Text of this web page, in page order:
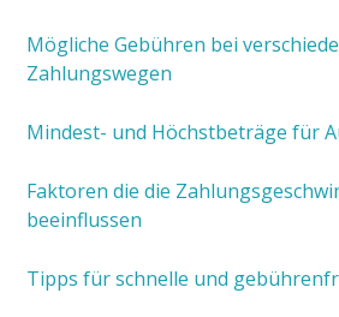
Mögliche Gebühren bei
Zahlungswegen
Mindest- und Höchstbeträge für
Faktoren die die
beeinflussen
Tipps für schnelle und